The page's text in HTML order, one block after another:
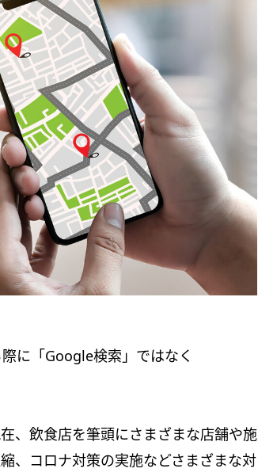
に「Google検索」ではなく
、飲食店を筆頭にさまざまな店舗や施
、コロナ対策の実施などさまざまな対